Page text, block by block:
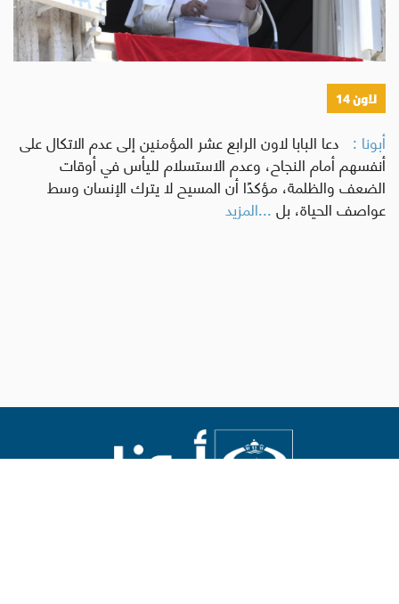
لاون 14
أبونا : دعا البابا لاون الرابع عشر المؤمنين إلى عدم الاتكال على
أنفسهم أمام النجاح، وعدم الاستسلام لليأس في أوقات
الضعف والظلمة، مؤكدًا أن المسيح لا يترك الإنسان وسط
عواصف الحياة، بل...المزيد